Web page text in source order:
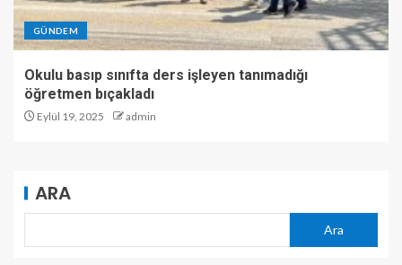
GÜNDEM
Okulu basıp sınıfta ders işleyen tanımadığı
öğretmen bıçakladı
Eylül 19, 2025 admin
ARA
Ara